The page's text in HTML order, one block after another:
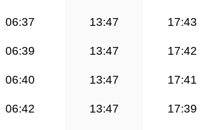
06:37 13:47 17:43
06:39 13:47 17:42
06:40 13:47 17:41
06:42 13:47 17:39